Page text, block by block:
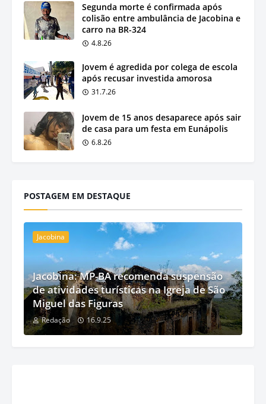
Segunda morte é confirmada após
colisão entre ambulância de Jacobina e
carro na BR-324
4.8.26
Jovem é agredida por colega de escola
após recusar investida amorosa
31.7.26
Jovem de 15 anos desaparece após sair
de casa para um festa em Eunápolis
6.8.26
POSTAGEM EM DESTAQUE
Jacobina
Jacobina: MP-BA recomenda suspensão
de atividades turísticas na Igreja de São
Miguel das Figuras
Redação 16.9.25